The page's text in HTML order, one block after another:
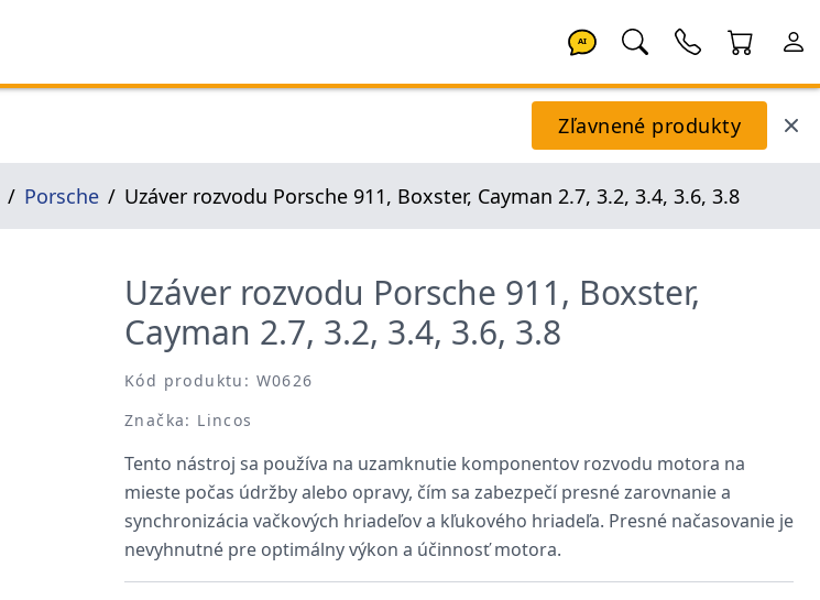
AI
Zľavnené produkty
Porsche Uzáver rozvodu Porsche 911, Boxster, Cayman 2.7, 3.2, 3.4, 3.6, 3.8
Uzáver rozvodu Porsche 911, Boxster,
Cayman 2.7, 3.2, 3.4, 3.6, 3.8
Kód produktu: W0626
Značka: Lincos
Tento nástroj sa používa na uzamknutie komponentov rozvodu motora na
mieste počas údržby alebo opravy, čím sa zabezpečí presné zarovnanie a
synchronizácia vačkových hriadeľov a kľukového hriadeľa. Presné načasovanie je
nevyhnutné pre optimálny výkon a účinnosť motora.